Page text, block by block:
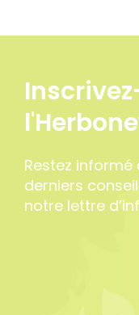
Restez
derniers
notre lettre